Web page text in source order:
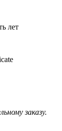
лет
заказу.